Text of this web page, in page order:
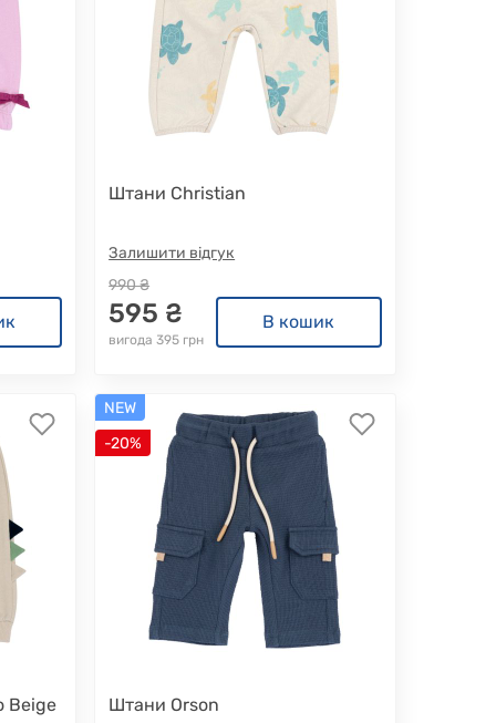
Штани Christian
Залишити відгук
990 ₴
595 ₴
вигода 395 грн
В кошик
Beige
NEW
-20%
Штани Orson